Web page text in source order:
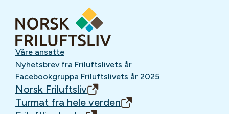
Våre ansatte
Nyhetsbrev fra Friluftslivets år
Facebookgruppa Friluftslivets år 2025
Norsk Friluftsliv
Turmat fra hele verden